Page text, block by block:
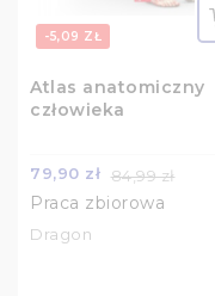
-5,09 ZŁ
Atlas anatomiczny
człowieka
79,90 zł 84,99 zł
Praca zbiorowa
Dragon